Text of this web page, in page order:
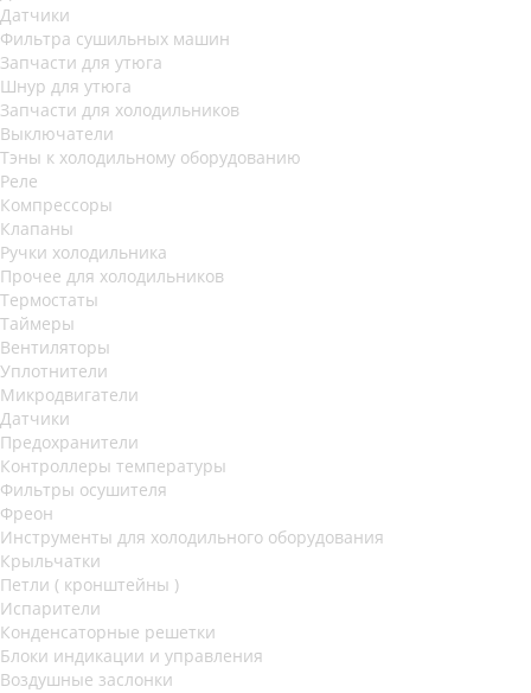
Датчики
Фильтра сушильных машин
Запчасти для утюга
Шнур для утюга
Запчасти для холодильников
Выключатели
Тэны к холодильному оборудованию
Реле
Компрессоры
Клапаны
Ручки холодильника
Прочее для холодильников
Термостаты
Таймеры
Вентиляторы
Уплотнители
Микродвигатели
Датчики
Предохранители
Контроллеры температуры
Фильтры осушителя
Фреон
Инструменты для холодильного оборудования
Крыльчатки
Петли ( кронштейны )
Испарители
Конденсаторные решетки
Блоки индикации и управления
Воздушные заслонки